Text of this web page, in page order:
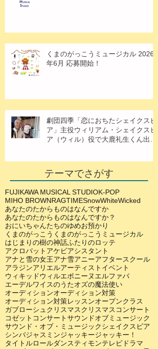
くまのがっこうミュージカル 2026
年6月 応募開始！
劇団四季「恋におちたシェイクスピ
ア」主役ウィリアム・シェイクスピ
ア（ウィル）役で大鹿礼生くん出
テーマでさがす
FUJIKAWA MUSICAL STUDIOK-POP
MIHO BROWNRAGTIMESnowWhiteWicked
あなたのたからものはなんですか
あなたのたからものはなんですか？
おにいちゃんたちのゆめお預かり
くまのがっこう くまのがっこうミュージカル
はじまりの樹の神話ふたりのロッテ
アクロバット アケビアシスタント
アナと雪の女王アナ雪アニーアフタースクール
アラジンアリエルアーティスト イベント
ウィキッドウィルエポニーヌ エルファバ
エーデルワイスのうたオズの魔法使い
オーディションオーディション対策
オーディション対策レッスンオープンクラス
ガブローシュクリスマスクリスマスコンサート
コゼット コンサートサウンドオブミュージック
サウンド・オブ・ミュージックシェイクスピア
シンバジャスミンジャッキージャッキー！
タイトルロールダンスティモンテレビドラマ